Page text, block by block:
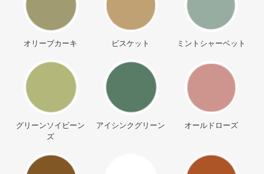
オリーブカーキ ビスケット ミントシャーベット
グリーンソイビーン
ズ
アイシンクグリーン オールドローズ